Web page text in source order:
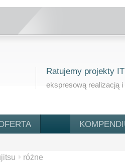
Ratujemy projekty IT
ekspresową realizacją i
różne